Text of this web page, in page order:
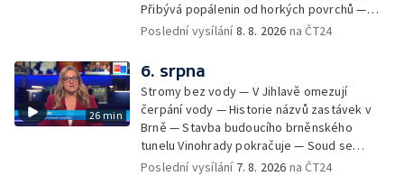
Přibývá popálenin od horkých povrchů —
Začíná prodej burčáku — Vedra komplikují
Poslední vysílání8. 8. 2026 na ČT24
26 min
6. srpna
Stromy bez vody — V Jihlavě omezují
čerpání vody — Historie názvů zastávek v
Brně — Stavba budoucího brněnského
tunelu Vinohrady pokračuje — Soud se
žhářem zlínského baru — Odložení bourání
Poslední vysílání 7. 8. 2026 na ČT24